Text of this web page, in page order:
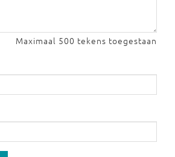
Maximaal 500 tekens toegestaan